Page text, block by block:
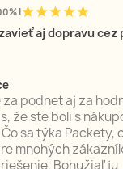
|starstarstarstarstar
aj dopravu cez
za podnet aj za
že ste boli s
sa týka Packety,
mnohých
Bohužiaľ ju